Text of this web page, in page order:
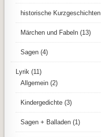
historische Kurzgeschichten
Märchen und Fabeln (13)
Sagen (4)
Lyrik (11)
Allgemein (2)
Kindergedichte (3)
Sagen + Balladen (1)